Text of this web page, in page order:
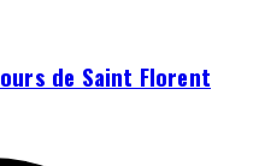
de Saint Florent